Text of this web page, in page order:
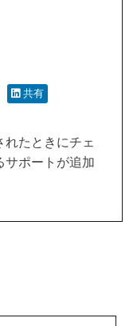
共有
れたときにチェ
サポートが追加